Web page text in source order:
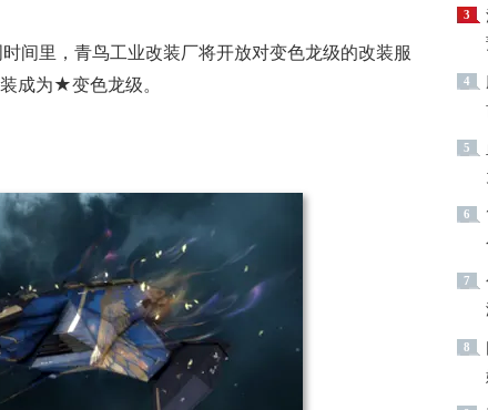
间里，青鸟工业改装厂将开放对变色龙级的改装服
成为★变色龙级。
3
4
5
6
7
8